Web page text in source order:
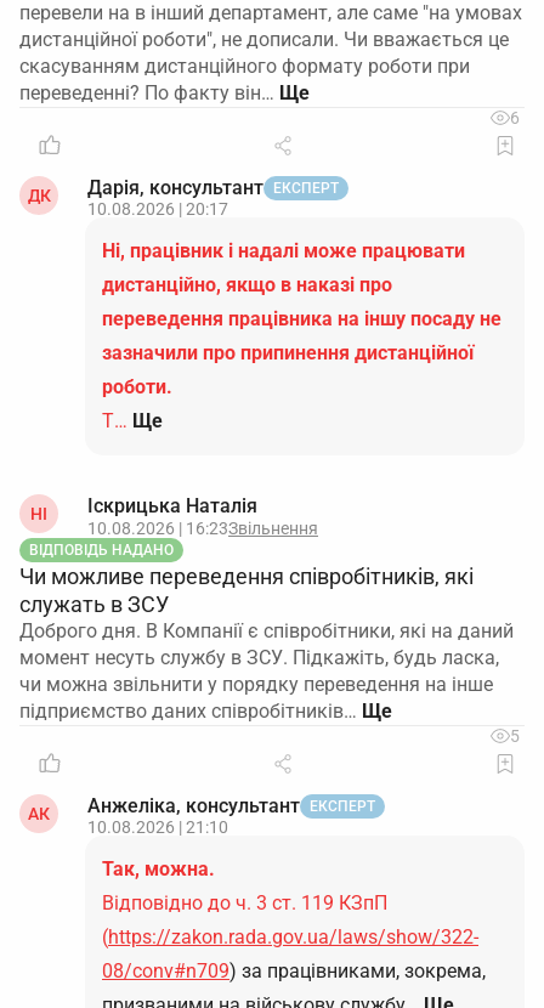
перевели на в інший департамент, але саме "на умовах
дистанційної роботи", не дописали. Чи вважається це
скасуванням дистанційного формату роботи при
переведенні? По факту він…
6
ДК Дарія, консультант ЕКСПЕРТ
10.08.2026 | 20:17
Ні, працівник і надалі може працювати
дистанційно, якщо в наказі про
переведення працівника на іншу посаду не
зазначили про припинення дистанційної
роботи.
Т… Ще
НІ Іскрицька Наталія
10.08.2026 | 16:23Звільнення
ВІДПОВІДЬ НАДАНО
Чи можливе переведення співробітників, які
служать в ЗСУ
Доброго дня. В Компанії є співробітники, які на даний
момент несуть службу в ЗСУ. Підкажіть, будь ласка,
чи можна звільнити у порядку переведення на інше
підприємство даних співробітників…
5
АК Анжеліка, консультант ЕКСПЕРТ
10.08.2026 | 21:10
Так, можна.
Відповідно до ч. 3 ст. 119 КЗпП
(https://zakon.rada.gov.ua/laws/show/322-
08/conv#n709) за працівниками, зокрема,